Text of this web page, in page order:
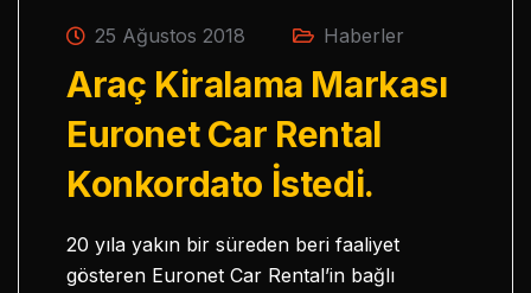
25 Ağustos 2018 Haberler
Araç Kiralama Markası
Euronet Car Rental
Konkordato İstedi.
20 yıla yakın bir süreden beri faaliyet
gösteren Euronet Car Rental’in bağlı